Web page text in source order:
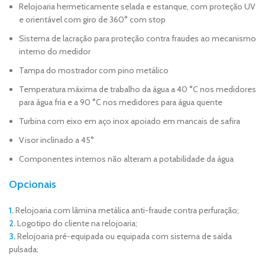
Relojoaria hermeticamente selada e estanque, com proteção UV
e orientável com giro de 360° com stop
Sistema de lacração para proteção contra fraudes ao mecanismo
interno do medidor
Tampa do mostrador com pino metálico
Temperatura máxima de trabalho da água a 40 °C nos medidores
para água fria e a 90 °C nos medidores para água quente
Turbina com eixo em aço inox apoiado em mancais de safira
Visor inclinado a 45°
Componentes internos não alteram a potabilidade da água
Opcionais
1.Relojoaria com lâmina metálica anti-fraude contra perfuração;
2.Logotipo do cliente na relojoaria;
3.Relojoaria pré-equipada ou equipada com sistema de saída
pulsada;